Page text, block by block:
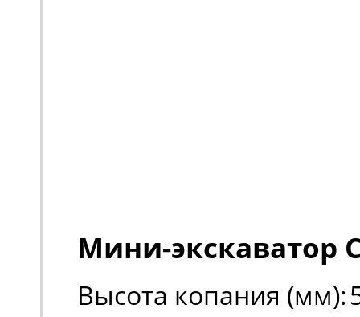
Мини-экскаватор
Высота копания (мм):